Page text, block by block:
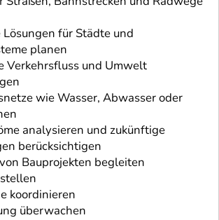
für Städte und
planen
Verkehrsfluss und Umwelt
wie Wasser, Abwasser oder
analysieren und zukünftige
berücksichtigen
Bauprojekten begleiten
koordinieren
überwachen